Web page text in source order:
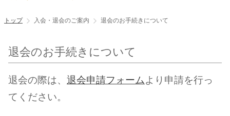
トップ 入会・退会のご案内 退会のお手続きについて
退会のお手続きについて
退会の際は、 退会申請フォームより申請を行っ
てください。